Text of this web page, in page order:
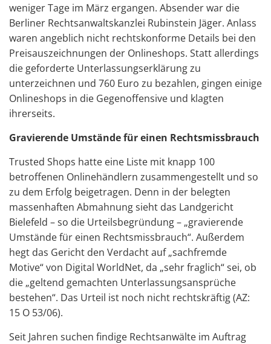
weniger Tage im März ergangen. Absender war die
Berliner Rechtsanwaltskanzlei Rubinstein Jäger. Anlass
waren angeblich nicht rechtskonforme Details bei den
Preisauszeichnungen der Onlineshops. Statt allerdings
die geforderte Unterlassungserklärung zu
unterzeichnen und 760 Euro zu bezahlen, gingen einige
Onlineshops in die Gegenoffensive und klagten
ihrerseits.
Gravierende Umstände für einen Rechtsmissbrauch
Trusted Shops hatte eine Liste mit knapp 100
betroffenen Onlinehändlern zusammengestellt und so
zu dem Erfolg beigetragen. Denn in der belegten
massenhaften Abmahnung sieht das Landgericht
Bielefeld – so die Urteilsbegründung – „gravierende
Umstände für einen Rechtsmissbrauch“. Außerdem
hegt das Gericht den Verdacht auf „sachfremde
Motive“ von Digital WorldNet, da „sehr fraglich“ sei, ob
die „geltend gemachten Unterlassungsansprüche
bestehen“. Das Urteil ist noch nicht rechtskräftig (AZ:
15 O 53/06).
Seit Jahren suchen findige Rechtsanwälte im Auftrag